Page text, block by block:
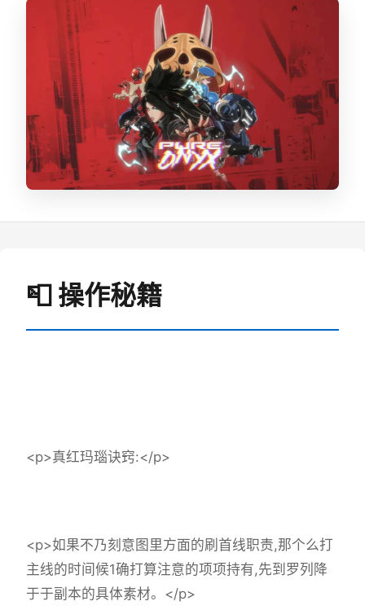
📮 操作秘籍
<p>真红玛瑙诀窍:</p>
<p>如果不乃刻意图里方面的刷首线职责,那个么打
主线的时间候1确打算注意的项项持有,先到罗列降
于于副本的具体素材。</p>